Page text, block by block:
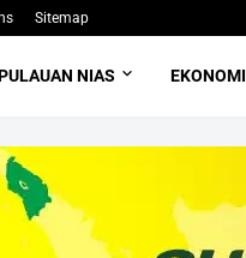
Sitemap
NIAS EKONOMI